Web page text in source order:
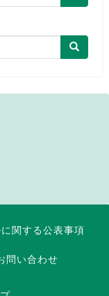
関する公表事項
問い合わせ